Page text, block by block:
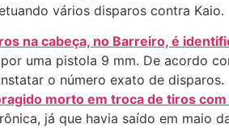
vários disparos contra Kaio.
na cabeça, no Barreiro, é
uma pistola 9 mm. De acordo
o número exato de disparos.
morto em troca de tiros com
já que havia saído em maio